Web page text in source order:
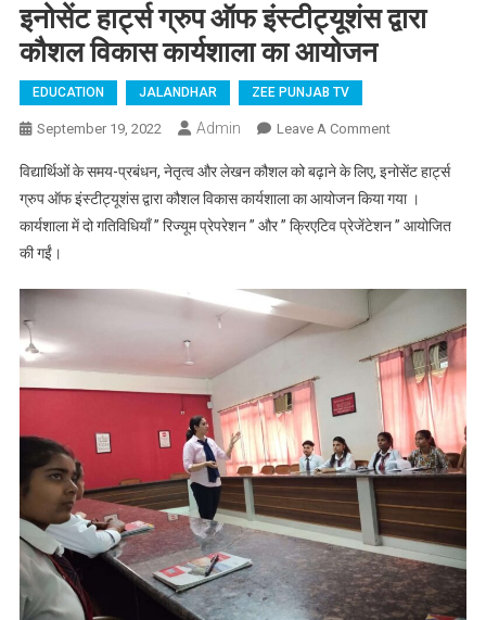
इनोसेंट हार्ट्स ग्रुप ऑफ इंस्टीट्यूशंस द्वारा
कौशल विकास कार्यशाला का आयोजन
EDUCATION JALANDHAR ZEE PUNJAB TV
September 19, 2022 Admin Leave A CommentOn इनोसेंट
ऑफ
इंस्टीट्यूशंस
द्वारा कौशल
आयोजन
विद्यार्थिओं के समय-प्रबंधन, नेतृत्व और लेखन कौशल को बढ़ाने के लिए, इनोसेंट हार्ट्स
ग्रुप ऑफ इंस्टीट्यूशंस द्वारा कौशल विकास कार्यशाला का आयोजन किया गया ।
कार्यशाला में दो गतिविधियाँ ” रिज्यूम प्रेपरेशन ” और ” क्रिएटिव प्रेजेंटेशन ” आयोजित
की गईं।